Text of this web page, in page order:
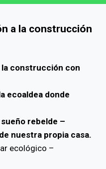
a la construcción
construcción con
ecoaldea donde
rebelde –
nuestra propia casa.
ecológico –